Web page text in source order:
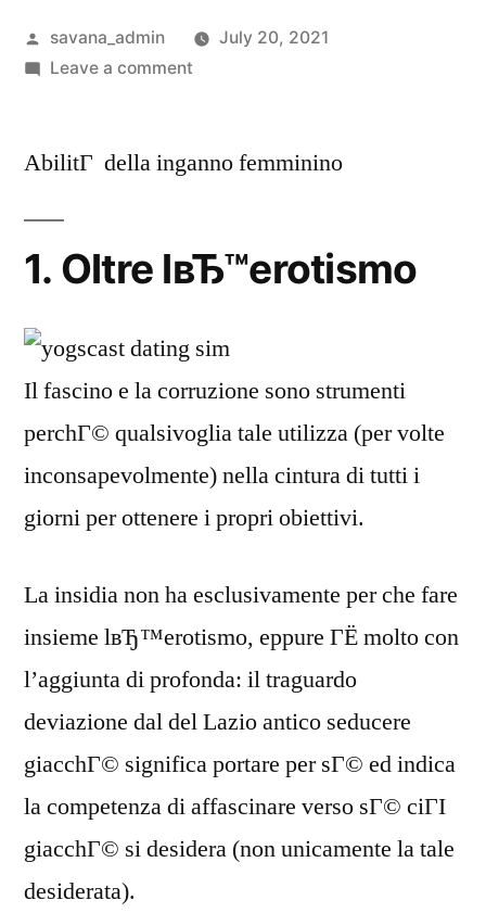
savana_admin
July 20, 2021
Leave a comment
AbilitГ della inganno femminino
1. Oltre lвЂ™erotismo
Il fascino e la corruzione sono strumenti
perchГ© qualsivoglia tale utilizza (per volte
inconsapevolmente) nella cintura di tutti i
giorni per ottenere i propri obiettivi.
La insidia non ha esclusivamente per che fare
insieme lвЂ™erotismo, eppure ГЁ molto con
l’aggiunta di profonda: il traguardo
deviazione dal del Lazio antico seducere
giacchГ© significa portare per sГ© ed indica
la competenza di affascinare verso sГ© ciГІ
giacchГ© si desidera (non unicamente la tale
desiderata).